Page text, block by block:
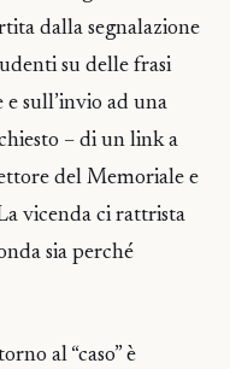
dalla segnalazione
su delle frasi
sull’invio ad una
– di un link a
del Memoriale e
vicenda ci rattrista
sia perché
al “caso” è